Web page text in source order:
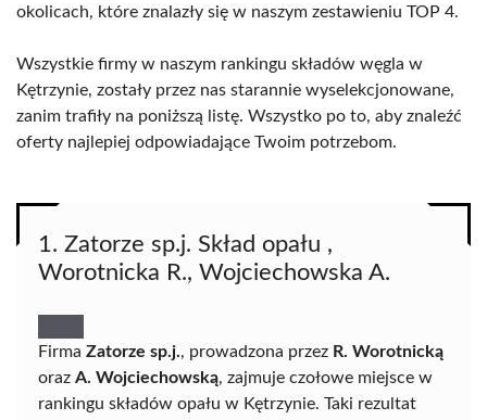
okolicach, które znalazły się w naszym zestawieniu TOP 4.
Wszystkie firmy w naszym rankingu składów węgla w
Kętrzynie, zostały przez nas starannie wyselekcjonowane,
zanim trafiły na poniższą listę. Wszystko po to, aby znaleźć
oferty najlepiej odpowiadające Twoim potrzebom.
1. Zatorze sp.j. Skład opału ,
Worotnicka R., Wojciechowska A.
Firma Zatorze sp.j., prowadzona przez R. Worotnicką
oraz A. Wojciechowską, zajmuje czołowe miejsce w
rankingu składów opału w Kętrzynie. Taki rezultat